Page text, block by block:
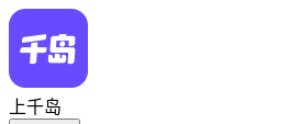
上千岛